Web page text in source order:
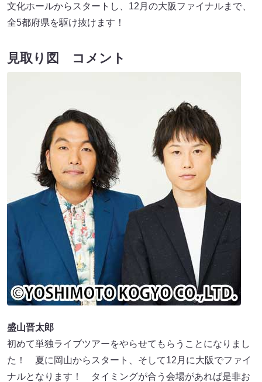
文化ホールからスタートし、12月の大阪ファイナルまで、
全5都府県を駆け抜けます！
見取り図 コメント
盛山晋太郎
初めて単独ライブツアーをやらせてもらうことになりまし
た！ 夏に岡山からスタート、そして12月に大阪でファイ
ナルとなります！ タイミングが合う会場があれば是非お